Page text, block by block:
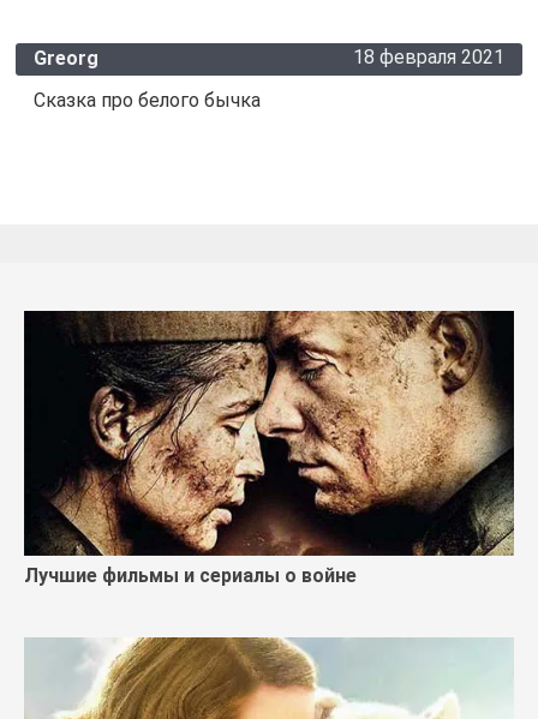
Greorg
18 февраля 2021
Сказка про белого бычка
Лучшие фильмы и сериалы о войне